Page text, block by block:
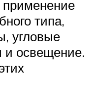
типа,
угловые
и освещение.